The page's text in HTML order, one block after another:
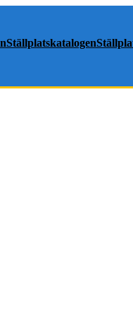
Ställplatskatalogen